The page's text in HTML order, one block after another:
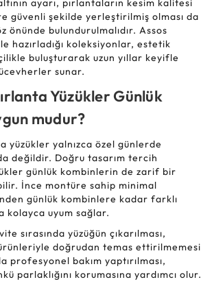
ayarı, pırlantaların kesim kalitesi
güvenli şekilde yerleştirilmiş olması da
önünde bulundurulmalıdır. Assos
hazırladığı koleksiyonlar, estetik
buluşturarak uzun yıllar keyifle
sunar.
Yüzükler Günlük
mudur?
yüzükler yalnızca özel günlerde
değildir. Doğru tasarım tercih
günlük kombinlerin de zarif bir
İnce montüre sahip minimal
günlük kombinlere kadar farklı
kolayca uyum sağlar.
sırasında yüzüğün çıkarılması,
doğrudan temas ettirilmemesi
profesyonel bakım yaptırılması,
parlaklığını korumasına yardımcı olur.